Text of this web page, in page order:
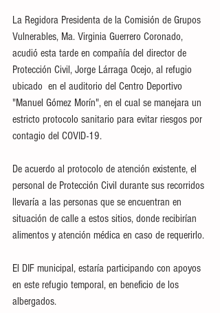
La Regidora Presidenta de la Comisión de Grupos
Vulnerables, Ma. Virginia Guerrero Coronado,
acudió esta tarde en compañía del director de
Protección Civil, Jorge Lárraga Ocejo, al refugio
ubicado  en el auditorio del Centro Deportivo
"Manuel Gómez Morín", en el cual se manejara un
estricto protocolo sanitario para evitar riesgos por
contagio del COVID-19.
De acuerdo al protocolo de atención existente, el
personal de Protección Civil durante sus recorridos
llevaría a las personas que se encuentran en
situación de calle a estos sitios, donde recibirían
alimentos y atención médica en caso de requerirlo.
El DIF municipal, estaría participando con apoyos
en este refugio temporal, en beneficio de los
albergados.